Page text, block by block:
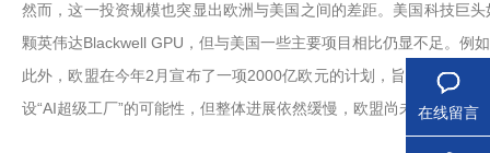
然而，这一投资规模也突显出欧洲与美国之间的差距。美国科技巨
颗英伟达Blackwell GPU，但与美国一些主要项目相比仍显不足。例
此外，欧盟在今年2月宣布了一项2000亿欧元的计划，旨在支持成
设“AI超级工厂”的可能性，但整体进展依然缓慢，欧盟尚未明确如何
在线留言